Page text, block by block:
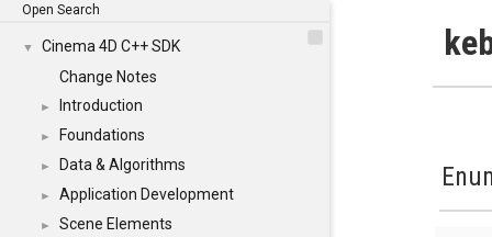
Open Search
▼
Cinema 4D C++ SDK
Change Notes
► Introduction
► Foundations
► Data & Algorithms
► Application Development
► Scene Elements